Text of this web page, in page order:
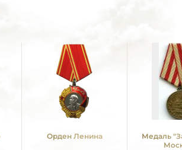
Орден Ленина
Медаль